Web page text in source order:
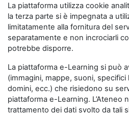
La piattaforma utilizza cookie
la terza parte si è impegnata a
limitatamente alla fornitura del
separatamente e non incrociarli
potrebbe disporre.
La piattaforma e-Learning si può
(immagini, mappe, suoni,
domini, ecc.) che risiedono su
piattaforma e-Learning. L’Ateneo
trattamento dei dati svolto da tali